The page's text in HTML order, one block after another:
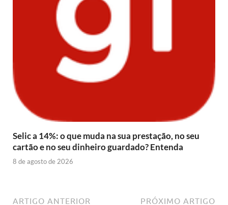
Selic a 14%: o que muda na sua prestação, no seu
cartão e no seu dinheiro guardado? Entenda
8 de agosto de 2026
ARTIGO ANTERIOR PRÓXIMO ARTIGO